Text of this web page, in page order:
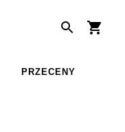
PRZECENY